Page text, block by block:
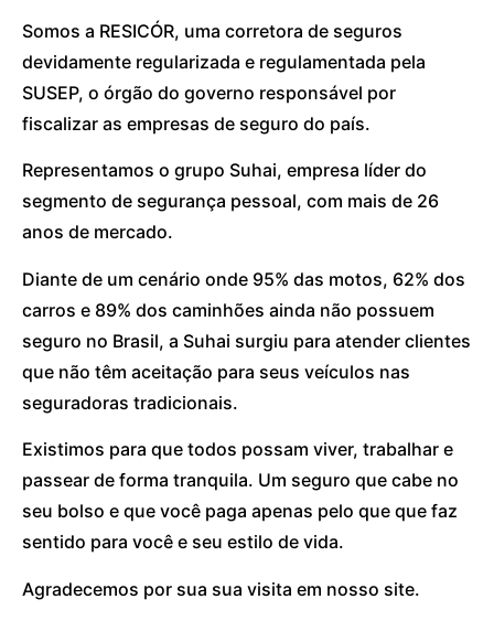
Somos a RESICÓR, uma corretora de seguros
devidamente regularizada e regulamentada pela
SUSEP, o órgão do governo responsável por
fiscalizar as empresas de seguro do país.
Representamos o grupo Suhai, empresa líder do
segmento de segurança pessoal, com mais de 26
anos de mercado.
Diante de um cenário onde 95% das motos, 62% dos
carros e 89% dos caminhões ainda não possuem
seguro no Brasil, a Suhai surgiu para atender clientes
que não têm aceitação para seus veículos nas
seguradoras tradicionais.
Existimos para que todos possam viver, trabalhar e
passear de forma tranquila. Um seguro que cabe no
seu bolso e que você paga apenas pelo que que faz
sentido para você e seu estilo de vida.
Agradecemos por sua sua visita em nosso site.